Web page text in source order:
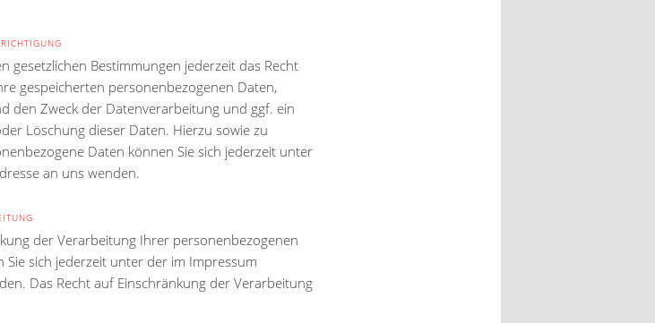
gesetzlichen Bestimmungen jederzeit das Recht
gespeicherten personenbezogenen Daten,
den Zweck der Datenverarbeitung und ggf. ein
Löschung dieser Daten. Hierzu sowie zu
Daten können Sie sich jederzeit unter
an uns wenden.
der Verarbeitung Ihrer personenbezogenen
sich jederzeit unter der im Impressum
Das Recht auf Einschränkung der Verarbeitung